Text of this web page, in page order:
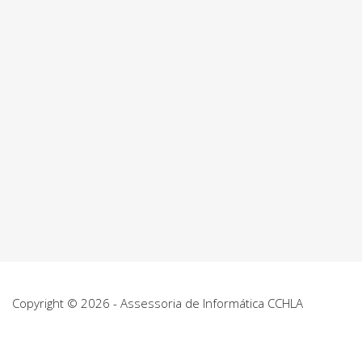
Copyright © 2026 - Assessoria de Informática CCHLA